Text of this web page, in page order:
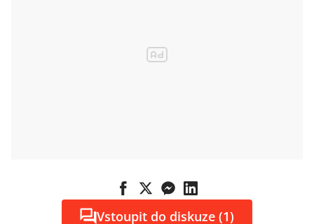
Vstoupit do diskuze (1)